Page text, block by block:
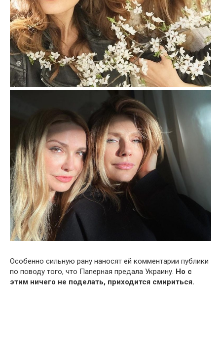
Особенно сильную рану наносят ей комментарии публики
по поводу того, что Паперная предала Украину. Но с
этим ничего не поделать, приходится смириться.